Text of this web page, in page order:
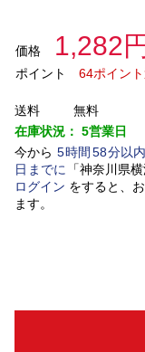
価格 1,282円
ポイント
64ポイン
送料
無料
在庫状況： 5営業日
今から 5時間 58分以内
日 までに 「神奈川県
ログイン をすると、
ます。